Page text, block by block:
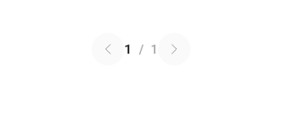
1 / 1